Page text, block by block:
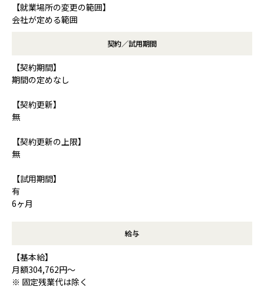
【就業場所の変更の範囲】
会社が定める範囲
契約／試用期間
【契約期間】
期間の定めなし
【契約更新】
無
【契約更新の上限】
無
【試用期間】
有
6ヶ月
給与
【基本給】
月額304,762円～
※ 固定残業代は除く